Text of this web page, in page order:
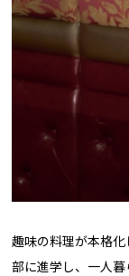
趣味の料理が本格
部に進学し、一人